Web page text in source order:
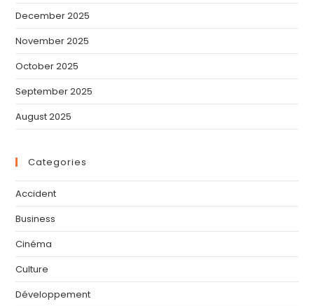
December 2025
November 2025
October 2025
September 2025
August 2025
Categories
Accident
Business
Cinéma
Culture
Développement